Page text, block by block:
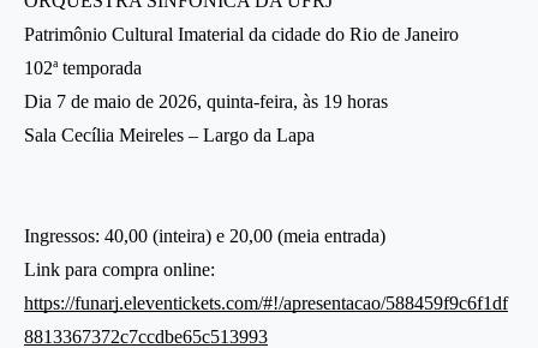
Patrimônio Cultural Imaterial da cidade do Rio de Janeiro
102atemporada
Dia 7 de maio de 2026, quinta-feira, às 19 horas
Sala Cecília Meireles – Largo da Lapa
Ingressos: 40,00 (inteira) e 20,00 (meia entrada)
Link para compra online:
https://funarj.eleventickets.com/#!/apresentacao/588459f9c6f1df
8813367372c7ccdbe65c513993